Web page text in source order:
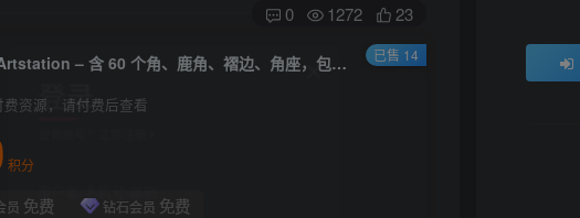
0 1272 23
CG模型_Artstation – 含 60 个角、鹿角、褶边、角座，包含即时材质以及矢量置换贴图相关内容_CGART 模型下载
费资源，请付费后查看
积分
员 免费 钻石会员 免费
已售 14
登录